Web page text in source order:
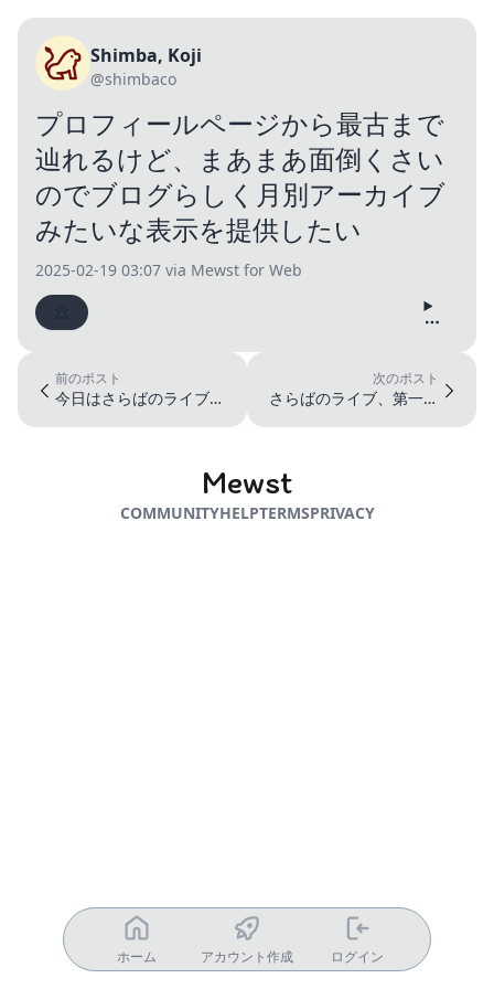
Shimba, Koji
@shimbaco
プロフィールページから最古まで
辿れるけど、まあまあ面倒くさい
のでブログらしく月別アーカイブ
みたいな表示を提供したい
2025-02-19 03:07 via Mewst for Web
前のポスト
今日はさらばのライブの
次のポスト
さらばのライブ、第一希
Mewst
COMMUNITYHELPTERMSPRIVACY
ホーム アカウント作成 ログイン